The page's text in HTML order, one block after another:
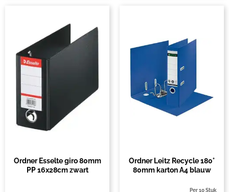
Ordner Esselte giro 80mm
PP 16x28cm zwart
Ordner Leitz Recycle 180°
80mm karton A4 blauw
Per 10 Stuk